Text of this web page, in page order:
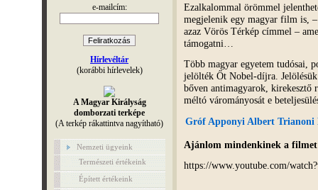
e-mailcím:
Hírlevéltár
(korábbi hírlevelek)
A Magyar Királyság
domborzati terképe
(A terkép rákattintva nagyítható)
Nemzeti ügyeink
Természeti értékeink
Épített értékeink
Ezalkalommal örömmel
megjelenik egy magyar film is,
azaz Vörös Térkép címmel –
támogatni…
Több magyar egyetem tudósai,
jelölték Őt Nobel-díjra.
bőven antimagyarok, kirekesztő
méltó várományosát e
Gróf Apponyi Albert Trianoni
Ajánlom mindenkinek a filmet
https://www.youtube.com/